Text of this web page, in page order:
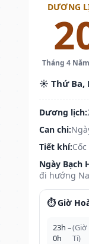
DƯƠNG
Tháng 4
☀️ Thứ Ba,
Dương lịch:
Can chi:
Tiết khí:
Ngày Bạch
đi hướng
⏱️ Giờ
23h –
0h
(Giờ
Tí)